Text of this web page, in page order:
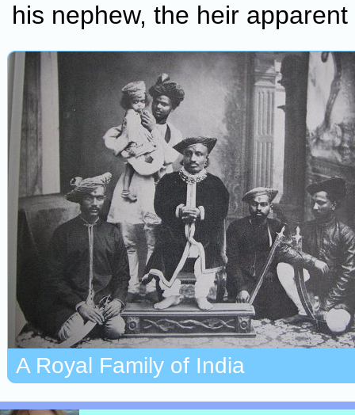
his nephew, the heir apparent
A Royal Family of India